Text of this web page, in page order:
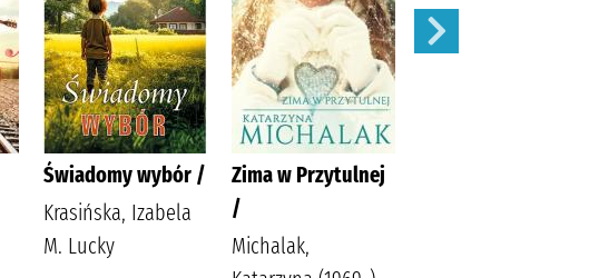
Świadomy wybór /
Krasińska, Izabela
M. Lucky
Zima w Przytulnej
/
Michalak,